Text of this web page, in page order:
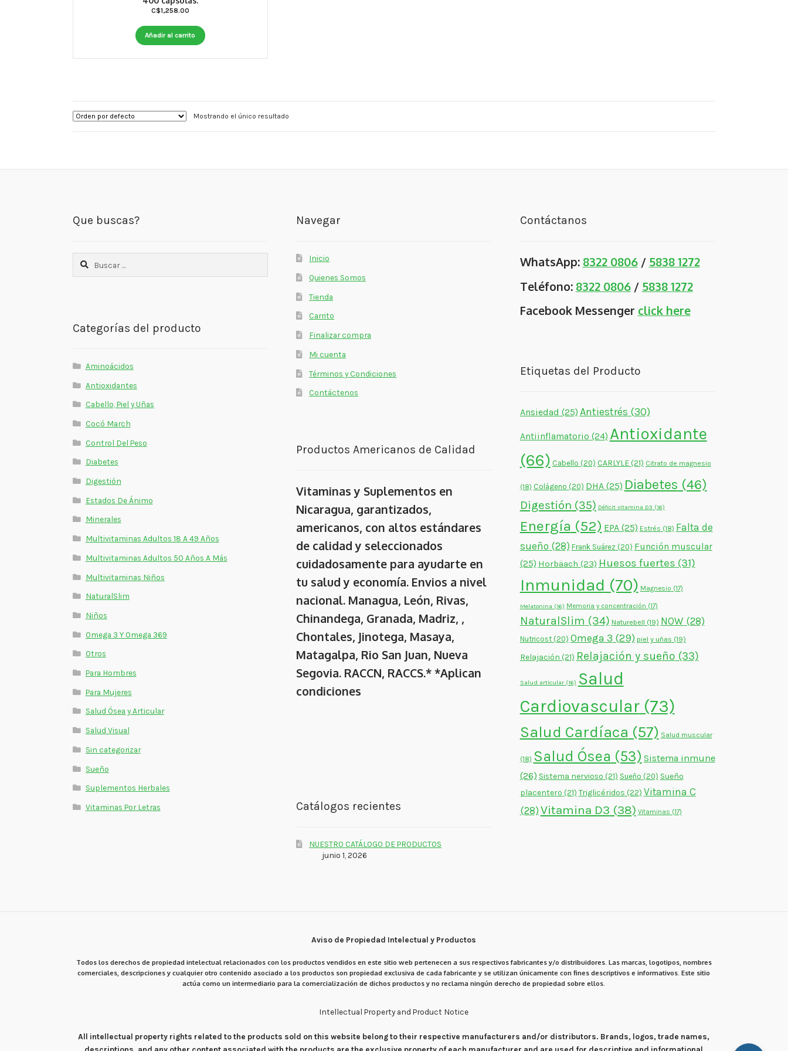
C$1,258.00
Añadir al carrito
Mostrando el único resultado
Que buscas?
Buscar:
Categorías del producto
Aminoácidos
Antioxidantes
Cabello, Piel y Uñas
Cocó March
Control Del Peso
Diabetes
Digestión
Estados De Ánimo
Minerales
Multivitaminas Adultos 18 A 49 Años
Multivitaminas Adultos 50 Años A Más
Multivitaminas Niños
NaturalSlim
Niños
Omega 3 Y Omega 369
Otros
Para Hombres
Para Mujeres
Salud Ósea y Articular
Salud Visual
Sin categorizar
Sueño
Suplementos Herbales
Vitaminas Por Letras
Navegar
Inicio
Quienes Somos
Tienda
Carrito
Finalizar compra
Mi cuenta
Términos y Condiciones
Contáctenos
Productos Americanos de Calidad
Vitaminas y Suplementos en
Nicaragua, garantizados,
americanos, con altos estándares
de calidad y seleccionados
cuidadosamente para ayudarte en
tu salud y economía. Envios a nivel
nacional. Managua, León, Rivas,
Chinandega, Granada, Madriz, ,
Chontales, Jinotega, Masaya,
Matagalpa, Rio San Juan, Nueva
Segovia. RACCN, RACCS.* *Aplican
condiciones
Catálogos recientes
NUESTRO CATÁLOGO DE PRODUCTOS
junio 1, 2026
Contáctanos
WhatsApp: 8322 0806/ 5838 1272
Teléfono: 8322 0806/ 5838 1272
Facebook Messenger click here
Etiquetas del Producto
Ansiedad (25) Antiestrés (30)
Antiinflamatorio (24) Antioxidante
(66) Cabello (20) CARLYLE(21) Citrato de magnesio
(18) Colágeno (20) DHA(25) Diabetes (46)
Digestión (35) Déficit vitamina D3 (16)
Energía (52) EPA(25) Estrés (18) Falta de
sueño (28) Frank Suárez (20) Función muscular
(25) Horbäach (23) Huesos fuertes (31)
Inmunidad (70) Magnesio (17)
Melatonina (16) Memoria y concentración (17)
NaturalSlim (34) Naturebell (19) NOW (28)
Nutricost(20) Omega 3 (29) piel y uñas (19)
Relajación (21) Relajación y sueño (33)
Salud articular(16) Salud
Cardiovascular(73)
Salud Cardíaca (57) Salud muscular
(18) Salud Ósea (53) Sistema inmune
(26) Sistema nervioso (21) Sueño (20) Sueño
placentero (21) Triglicéridos (22) Vitamina C
(28) Vitamina D3 (38) Vitaminas (17)
Aviso de Propiedad Intelectual y Productos
Todos los derechos de propiedad intelectual relacionados con los productos vendidos en este sitio web pertenecen a sus respectivos fabricantes y/o distribuidores. Las marcas, logotipos, nombres
comerciales, descripciones y cualquier otro contenido asociado a los productos son propiedad exclusiva de cada fabricante y se utilizan únicamente con fines descriptivos e informativos. Este sitio
actúa como un intermediario para la comercialización de dichos productos y no reclama ningún derecho de propiedad sobre ellos.
Intellectual Property and Product Notice
All intellectual property rights related to the products sold on this website belong to their respective manufacturers and/or distributors. Brands, logos, trade names,
descriptions, and any other content associated with the products are the exclusive property of each manufacturer and are used for descriptive and informational